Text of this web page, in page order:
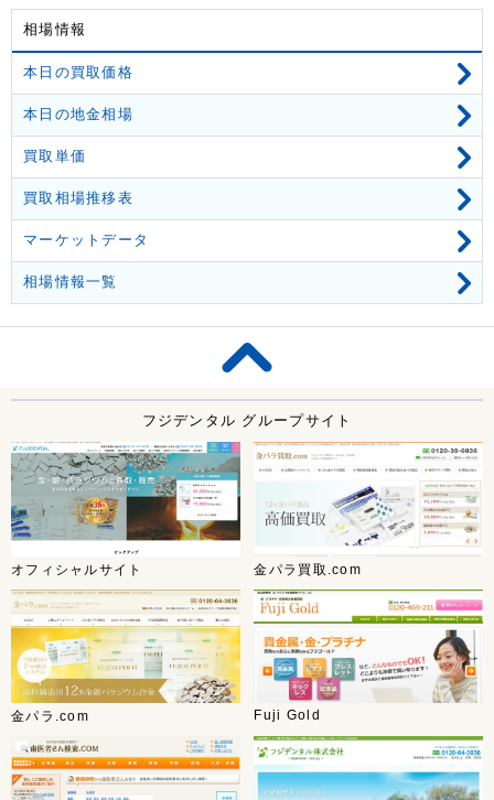
相場情報
本日の買取価格
本日の地金相場
買取単価
買取相場推移表
マーケットデータ
相場情報一覧
フジデンタル グループサイト
オフィシャルサイト 金パラ買取.com
金パラ.com Fuji Gold